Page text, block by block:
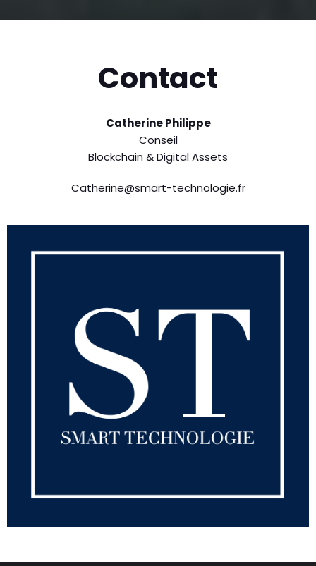
Contact
Catherine Philippe
Conseil
Blockchain & Digital Assets
Catherine@smart-technologie.fr